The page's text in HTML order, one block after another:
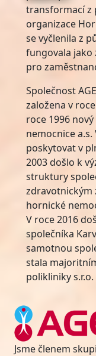
transformací z
organizace
se vyčlenila z
fungovala jako
pro
Společnost
založena v
roce 1996
nemocnice
poskytovat v
2003 došlo k
struktury
zdravotnickým
hornické
V roce 2016
společníka
samotnou
stala
polikliniky s.r.o.
Jsme členem